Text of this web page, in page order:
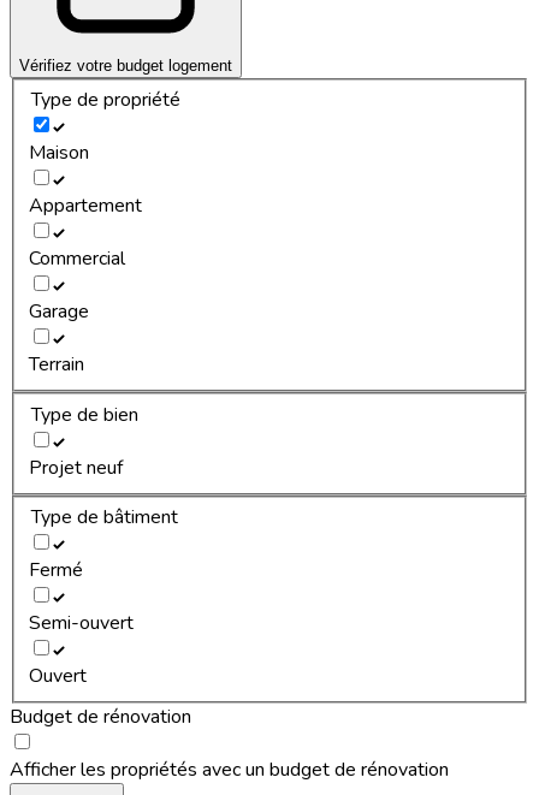
Vérifiez votre budget logement
Type de propriété
Maison
Appartement
Commercial
Garage
Terrain
Type de bien
Projet neuf
Type de bâtiment
Fermé
Semi-ouvert
Ouvert
Budget de rénovation
Afficher les propriétés avec un budget de rénovation